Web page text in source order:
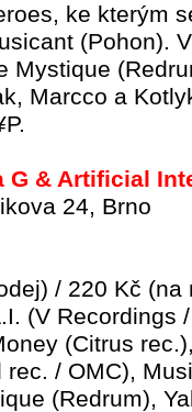
ke kterým
(Pohon).
Mystique
Marcco a
G & Artificial
24, Brno
/ 220 Kč (na
(V Recordings
(Citrus
/ OMC),
(Redrum),